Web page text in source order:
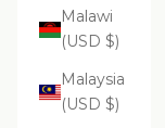
Malawi
(USD $)
Malaysia
(USD $)